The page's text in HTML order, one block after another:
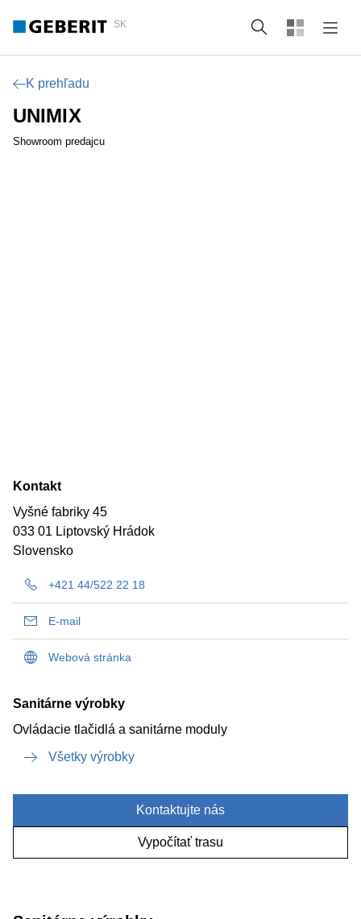
SK Vyhľadať
K prehľadu
UNIMIX
Showroom predajcu
Kontakt
Vyšné fabriky 45
033 01 Liptovský Hrádok
Slovensko
+421 44/522 22 18
E-mail
Webová stránka
Sanitárne výrobky
Ovládacie tlačidlá a sanitárne moduly
Všetky výrobky
Kontaktujte nás
Vypočítať trasu